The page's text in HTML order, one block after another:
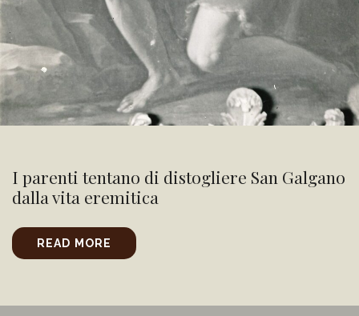
I parenti tentano di distogliere San Galgano
dalla vita eremitica
READ MORE